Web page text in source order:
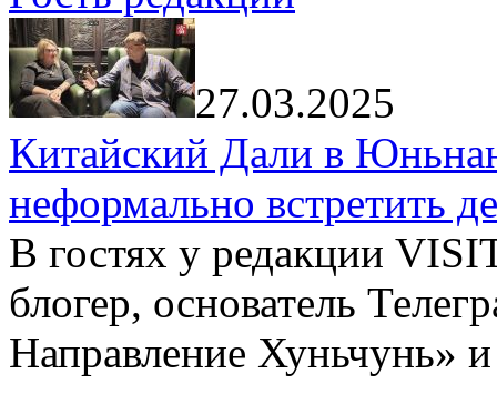
27.03.2025
Китайский Дали в
неформально встретить
В гостях у редакции
блогер, основатель
Направление Хуньчунь»